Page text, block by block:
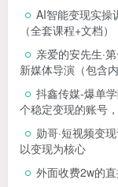
AI智能变现实操
（全套课程+文档）
亲爱的安先生·
新媒体导演（包含
抖鑫传媒-爆单
个稳定变现的账号
勋哥·短视频变
以变现为核心
外面收费2w的